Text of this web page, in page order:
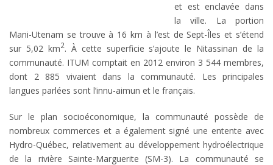
et est enclavée dans
la ville. La portion
Mani-Utenam se trouve à 16 km à l’est de Sept-Îles et s’étend
sur 5,02 km2. À cette superficie s’ajoute le Nitassinan de la
communauté. ITUM comptait en 2012 environ 3 544 membres,
dont 2 885 vivaient dans la communauté. Les principales
langues parlées sont l’innu-aimun et le français.
Sur le plan socioéconomique, la communauté possède de
nombreux commerces et a également signé une entente avec
Hydro-Québec, relativement au développement hydroélectrique
de la rivière Sainte-Marguerite (SM-3). La communauté se